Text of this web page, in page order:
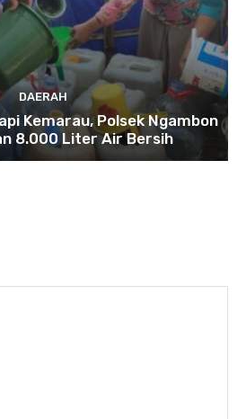
DAERAH
Kemarau, Polsek Ngambon
8.000 Liter Air Bersih